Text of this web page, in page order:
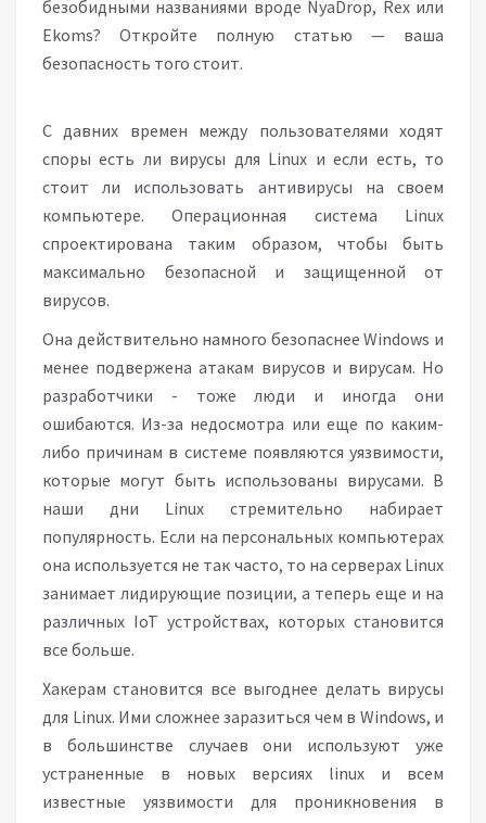
безобидными названиями вроде NyaDrop, Rex или
Ekoms? Откройте полную статью — ваша
безопасность того стоит.
С давних времен между пользователями ходят
споры есть ли вирусы для Linux и если есть, то
стоит ли использовать антивирусы на своем
компьютере. Операционная система Linux
спроектирована таким образом, чтобы быть
максимально безопасной и защищенной от
вирусов.
Она действительно намного безопаснее Windows и
менее подвержена атакам вирусов и вирусам. Но
разработчики - тоже люди и иногда они
ошибаются. Из-за недосмотра или еще по каким-
либо причинам в системе появляются уязвимости,
которые могут быть использованы вирусами. В
наши дни Linux стремительно набирает
популярность. Если на персональных компьютерах
она используется не так часто, то на серверах Linux
занимает лидирующие позиции, а теперь еще и на
различных IoT устройствах, которых становится
все больше.
Хакерам становится все выгоднее делать вирусы
для Linux. Ими сложнее заразиться чем в Windows, и
в большинстве случаев они используют уже
устраненные в новых версиях linux и всем
известные уязвимости для проникновения в